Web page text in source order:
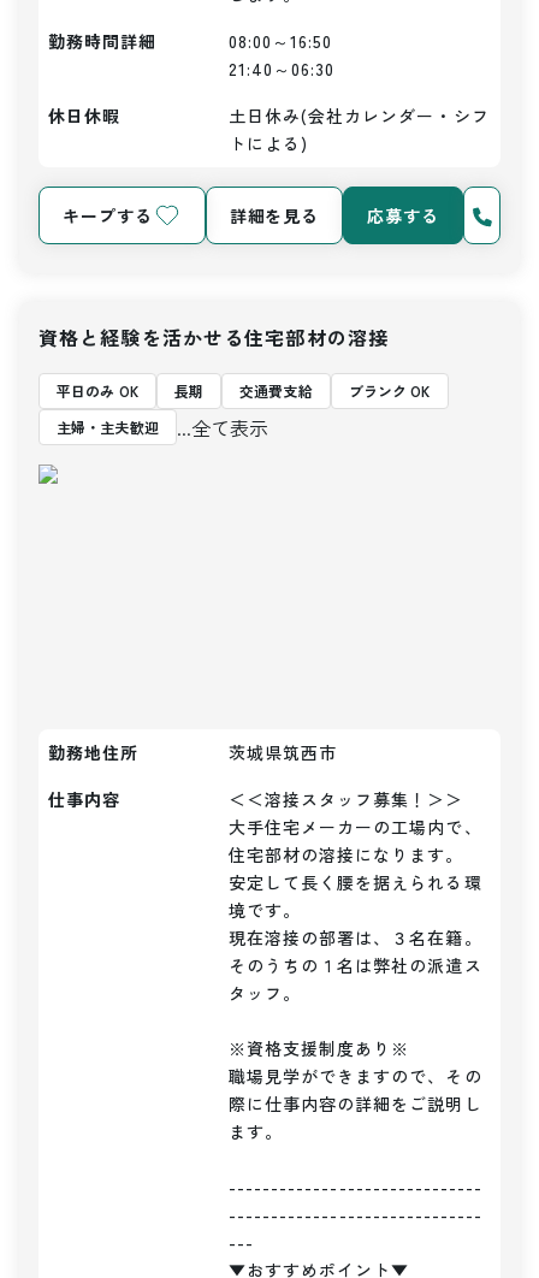
勤務時間詳細
08:00～16:50
21:40～06:30
休日休暇
土日休み(会社カレンダー・シフ
トによる)
キープする 詳細を見る 応募する
資格と経験を活かせる住宅部材の溶接
平日のみ OK 長期 交通費支給
ブランク OK
主婦・主夫歓迎
...全て表示
勤務地住所
茨城県筑西市
仕事内容
＜＜溶接スタッフ募集！＞＞
大手住宅メーカーの工場内で、
住宅部材の溶接になります。
安定して長く腰を据えられる環
境です。
現在溶接の部署は、３名在籍。
そのうちの１名は弊社の派遣ス
タッフ。
※資格支援制度あり※
職場見学ができますので、その
際に仕事内容の詳細をご説明し
ます。
------------------------------
------------------------------
---
▼おすすめポイント▼